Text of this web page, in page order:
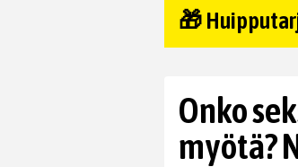
🎁
Onko
myötä?